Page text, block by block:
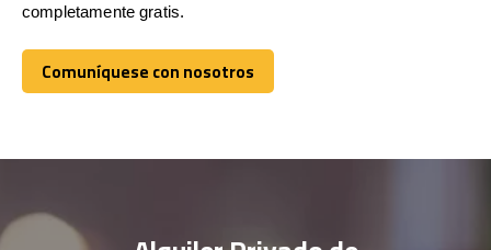
completamente gratis.
Comuníquese con nosotros
Comuníquese con nosotros